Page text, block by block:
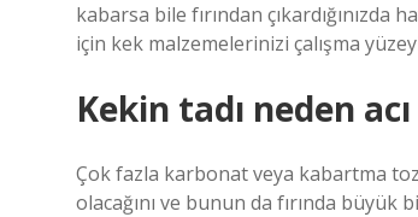
kabarsa bile fırından
için kek malzemelerinizi çalışma
Kekin tadı neden
Çok fazla karbonat veya kabartma
olacağını ve bunun da fırında büyük